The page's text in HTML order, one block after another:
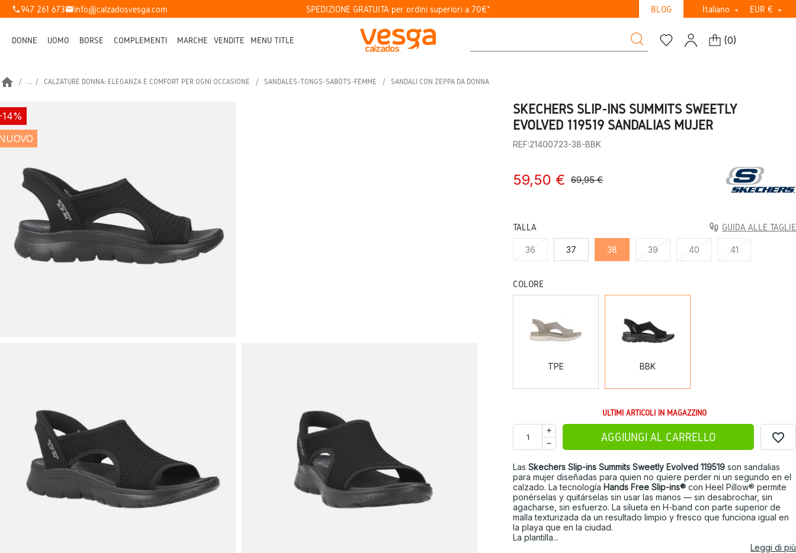
phone947 261 673mailinfo@calzadosvesga.com SPEDIZIONE GRATUITA per ordini superiori a 70€* BLOG Italiano  EUR € 
DONNE UOMO BORSE COMPLEMENTI MARCHE VENDITE MENU TITLE (0)
home ... CALZATURE DONNA: ELEGANZA E COMFORT PER OGNI OCCASIONE SANDALES-TONGS-SABOTS-FEMME SANDALI CON ZEPPA DA DONNA
SKECHERS SLIP-INS SUMMITS SWEETLY
EVOLVED 119519 SANDALIAS MUJER
REF:21400723-38-BBK
59,50 € 69,95 €
TALLA GUIDA ALLE TAGLIE
36 37 38 39 40 41
COLORE
TPE BBK
ULTIMI ARTICOLI IN MAGAZZINO
AGGIUNGI AL CARRELLO favorite_border
LasSkechers Slip-ins Summits Sweetly Evolved 119519 son sandalias
para mujer diseñadas para quien no quiere perder ni un segundo en el
calzado. La tecnología Hands Free Slip-ins® con Heel Pillow® permite
ponérselas y quitárselas sin usar las manos — sin desabrochar, sin
agacharse, sin esfuerzo. La silueta en H-band con parte superior de
malla texturizada da un resultado limpio y fresco que funciona igual en
la playa que en la ciudad.
La plantilla...
Leggi di più